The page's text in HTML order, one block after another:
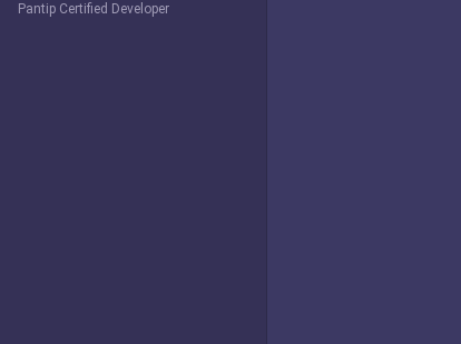
Pantip Certified Developer